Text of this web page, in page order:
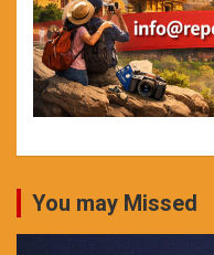
You may Missed